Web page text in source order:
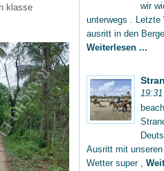
klasse
wir
unterwegs . Letzte
ausritt in den
Weiterlesen ...
19:31
Ausritt mit
Wetter super ,